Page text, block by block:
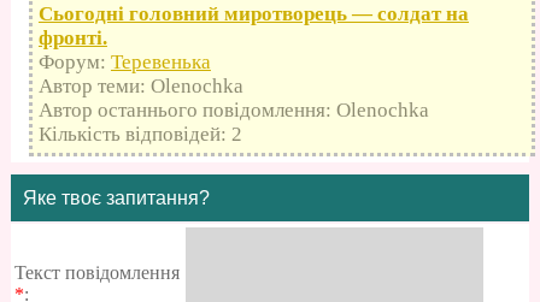
Сьогодні головний миротворець — солдат на
фронті.
Форум: Теревенька
Автор теми: Olenochka
Автор останнього повідомлення: Olenochka
Кількість відповідей: 2
Яке твоє запитання?
Текст повідомлення
*: